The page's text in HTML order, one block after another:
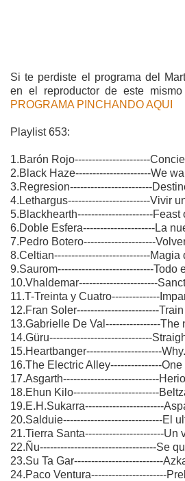
Si te perdiste el programa del
en el reproductor de este
PROGRAMA PINCHANDO AQUI
Playlist 653:
1.Barón Rojo----------------------
2.Black Haze----------------------We
3.Regresion------------------------
4.Lethargus------------------------Vivir
5.Blackhearth----------------------Feast
6.Doble Esfera---------------------La
7.Pedro Botero---------------------
8.Celtian----------------------------Magia
9.Saurom----------------------------Todo
10.Vhaldemar-----------------------
11.T-Treinta y Cuatro--------------
12.Fran Soler------------------------
13.Gabrielle De Val----------------The
14.Güru------------------------------
15.Heartbanger----------------------Why.
16.The Electric Alley---------------
17.Asgarth----------------------------
18.Ehun Kilo-------------------------
19.E.H.Sukarra-----------------------
20.Salduie-----------------------------El
21.Tierra Santa-----------------------Un
22.Ñu----------------------------------Se
23.Su Ta Gar--------------------------
24.Paco Ventura----------------------